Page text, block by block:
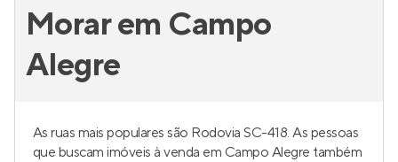
Morar em Campo
Alegre
As ruas mais populares são Rodovia SC-418. As pessoas
que buscam imóveis à venda em Campo Alegre também